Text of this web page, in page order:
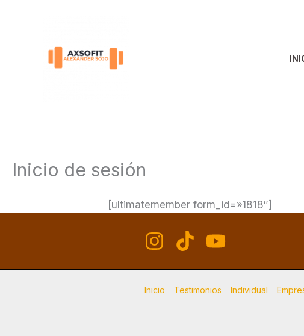
Inicio de sesión
[ultimatemember form_id=»1818″]
Inicio Testimonios Individual